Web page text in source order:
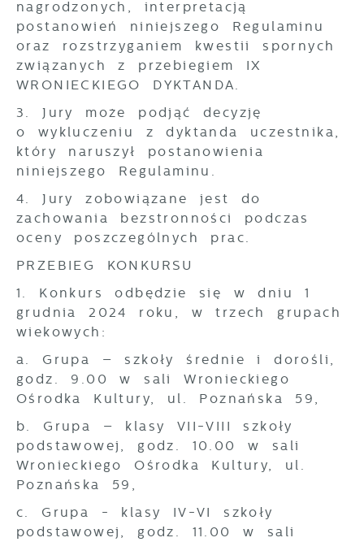
nagrodzonych, interpretacją
postanowień niniejszego Regulaminu
oraz rozstrzyganiem kwestii spornych
związanych z przebiegiem IX
WRONIECKIEGO DYKTANDA.
3. Jury może podjąć decyzję
o wykluczeniu z dyktanda uczestnika,
który naruszył postanowienia
niniejszego Regulaminu.
4. Jury zobowiązane jest do
zachowania bezstronności podczas
oceny poszczególnych prac.
PRZEBIEG KONKURSU
1. Konkurs odbędzie się w dniu 1
grudnia 2024 roku, w trzech grupach
wiekowych:
a. Grupa – szkoły średnie i dorośli,
godz. 9.00 w sali Wronieckiego
Ośrodka Kultury, ul. Poznańska 59,
b. Grupa – klasy VII-VIII szkoły
podstawowej, godz. 10.00 w sali
Wronieckiego Ośrodka Kultury, ul.
Poznańska 59,
c. Grupa - klasy IV-VI szkoły
podstawowej, godz. 11.00 w sali